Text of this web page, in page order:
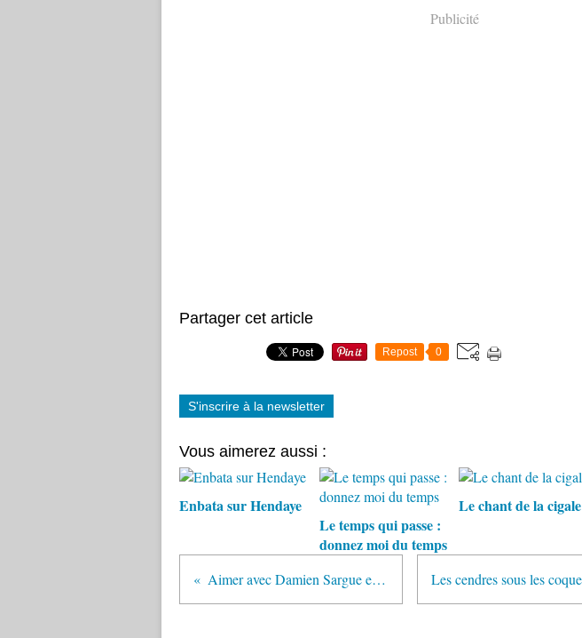
Publicité
Partager cet article
Repost 0
S'inscrire à la newsletter
Vous aimerez aussi :
Enbata sur Hendaye
Le temps qui passe :
donnez moi du temps
Le chant de la cigale
Aimer avec Damien Sargue et Croches en choeur